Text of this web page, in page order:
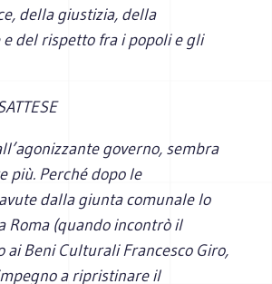
della giustizia, della
del rispetto fra i popoli e gli
governo, sembra
più. Perché dopo le
dalla giunta comunale lo
Roma (quando incontrò il
ai Beni Culturali Francesco Giro,
a ripristinare il